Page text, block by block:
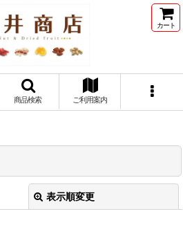
カート
商品検索 ご利用案内
表示順変更